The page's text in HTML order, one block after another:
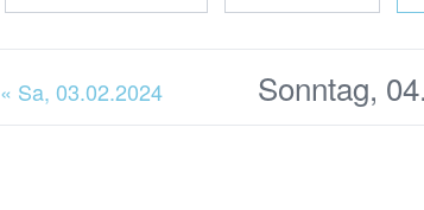
« Sa, 03.02.2024 Sonntag,